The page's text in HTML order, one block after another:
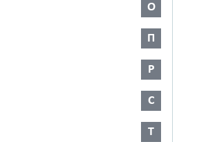
О
П
Р
С
Т